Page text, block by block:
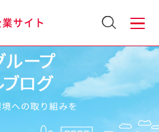
業サイト